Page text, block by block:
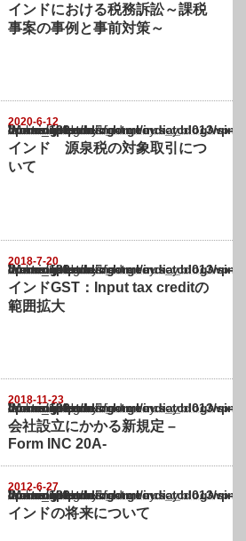
インドにおける税務訴訟～課税
事案の事例と事前対策～
2020-6-12
Warning
: Undefined array key "show_category" in
/home/netst/kuno-cpa.co.jp/public_html/india_blog/wp-content/themes/
on line183
インド 源泉税の対象取引につ
いて
2018-7-20
Warning
: Undefined array key "show_category" in
/home/netst/kuno-cpa.co.jp/public_html/india_blog/wp-content/themes/
on line183
インドGST：Input tax creditの
範囲拡大
2018-11-23
Warning
: Undefined array key "show_category" in
/home/netst/kuno-cpa.co.jp/public_html/india_blog/wp-content/themes/
on line183
会社設立にかかる新規定 –
Form INC 20A-
2012-6-27
Warning
: Undefined array key "show_category" in
/home/netst/kuno-cpa.co.jp/public_html/india_blog/wp-content/themes/
on line183
インドの将来について